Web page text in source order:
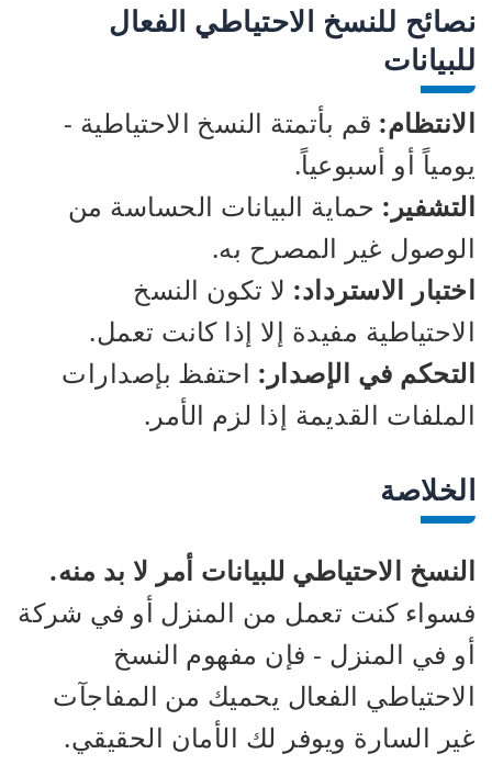
نصائح للنسخ الاحتياطي الفعال
للبيانات
الانتظام: قم بأتمتة النسخ الاحتياطية -
يومياً أو أسبوعياً.
التشفير: حماية البيانات الحساسة من
الوصول غير المصرح به.
اختبار الاسترداد: لا تكون النسخ
الاحتياطية مفيدة إلا إذا كانت تعمل.
التحكم في الإصدار: احتفظ بإصدارات
الملفات القديمة إذا لزم الأمر.
الخلاصة
النسخ الاحتياطي للبيانات أمر لا بد منه.
فسواء كنت تعمل من المنزل أو في شركة
أو في المنزل - فإن مفهوم النسخ
الاحتياطي الفعال يحميك من المفاجآت
غير السارة ويوفر لك الأمان الحقيقي.